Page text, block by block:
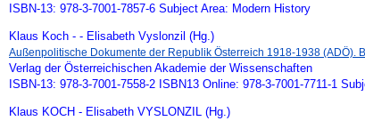
ISBN-13: 978-3-7001-7857-6 Subject Area: Modern History
Klaus Koch - - Elisabeth Vyslonzil (Hg.)
Außenpolitische Dokumente der Republik Österreich 1918-1938 (ADÖ).
Verlag der Österreichischen Akademie der Wissenschaften
ISBN-13: 978-3-7001-7558-2 ISBN13 Online: 978-3-7001-7711-1
Klaus KOCH - Elisabeth VYSLONZIL (Hg.)